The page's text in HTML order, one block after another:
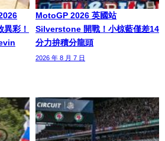
彩！
MotoGP 2026 英國站
Silverstone 開戰！小椋藍僅差14
分力拚積分龍頭
2026 年 8 月 7 日